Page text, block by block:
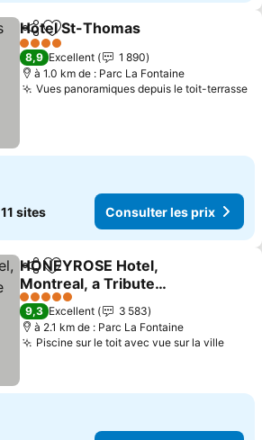
PartagerAjouter à mes favoris
Hotel St-Thomas
4 Étoiles
8,9 Excellent
1 890
à 1.0 km de : Parc La Fontaine
Vues panoramiques depuis le toit-terrasse
11 sites Consulter les prix
PartagerAjouter à mes favoris
HONEYROSE Hotel,
Montreal, a Tribute
Portfolio Hotel
Consulter les prix
5 Étoiles
9,3 Excellent
3 583
à 2.1 km de : Parc La Fontaine
Piscine sur le toit avec vue sur la ville